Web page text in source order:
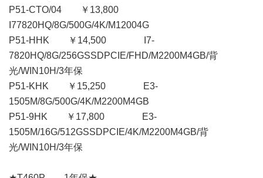
P51-CTO/04 ￥13,800
I77820HQ/8G/500G/4K/M12004G
P51-HHK ￥14,500 I7-
7820HQ/8G/256GSSDPCIE/FHD/M2200M4GB/背
光/WIN10H/3年保
P51-KHK ￥15,250 E3-
1505M/8G/500G/4K/M2200M4GB
P51-9HK ￥17,800 E3-
1505M/16G/512GSSDPCIE/4K/M2200M4GB/背
光/WIN10H/3年保